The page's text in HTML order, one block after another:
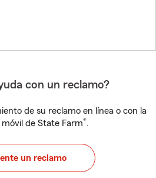
con un reclamo?
de su reclamo en línea o con la
de State Farm®.
un reclamo